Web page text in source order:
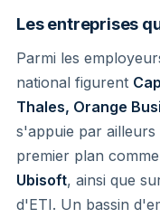
Les entreprises
Parmi les
national figurent
Thales, Orange
s'appuie par
premier plan comme
Ubisoft, ainsi que
d'ETI. Un bassin